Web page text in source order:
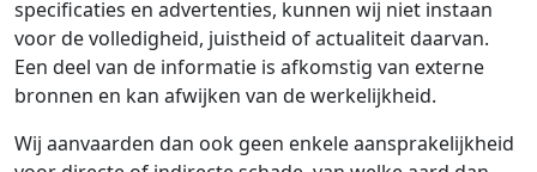
specificaties en advertenties, kunnen wij niet instaan
voor de volledigheid, juistheid of actualiteit daarvan.
Een deel van de informatie is afkomstig van externe
bronnen en kan afwijken van de werkelijkheid.
Wij aanvaarden dan ook geen enkele aansprakelijkheid